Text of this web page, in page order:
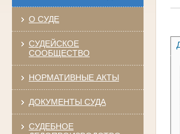
О СУДЕ
СУДЕЙСКОЕ
СООБЩЕСТВО
НОРМАТИВНЫЕ АКТЫ
ДОКУМЕНТЫ СУДА
СУДЕБНОЕ